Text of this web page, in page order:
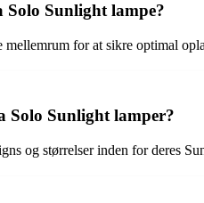
Sunlight lampe?
for at sikre optimal
Solo Sunlight lamper?
og størrelser inden for deres